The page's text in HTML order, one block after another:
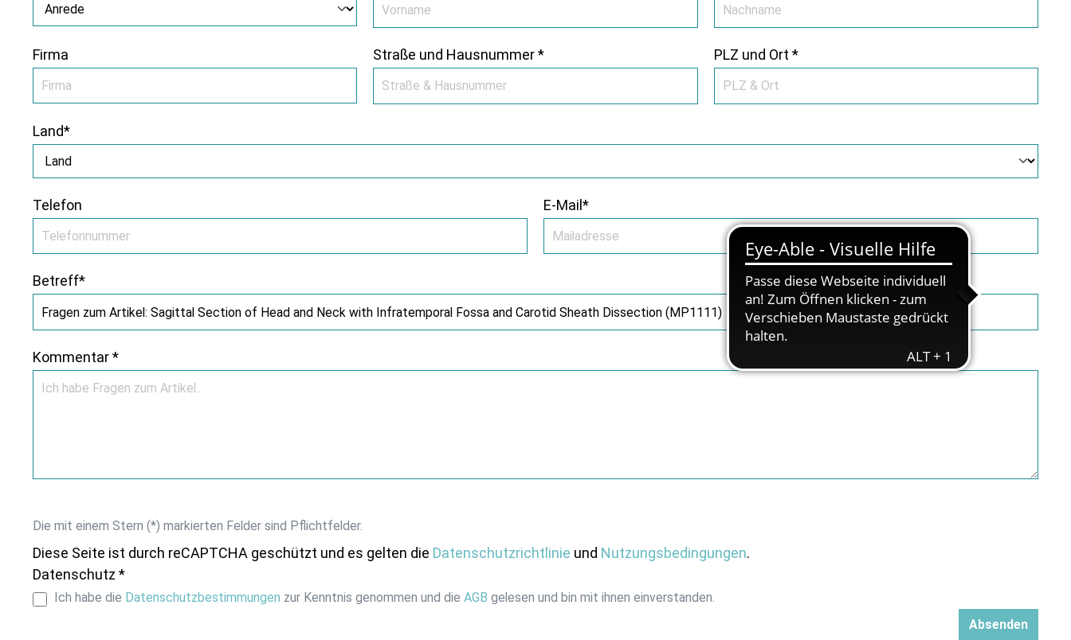
Firma Straße und Hausnummer * PLZ und Ort *
Land*
Telefon E-Mail*
Betreff*
Kommentar *
Die mit einem Stern (*) markierten Felder sind Pflichtfelder.
Diese Seite ist durch reCAPTCHA geschützt und es gelten die Datenschutzrichtlinie und Nutzungsbedingungen.
Datenschutz *
Ich habe die Datenschutzbestimmungen zur Kenntnis genommen und die AGB gelesen und bin mit ihnen einverstanden.
Absenden